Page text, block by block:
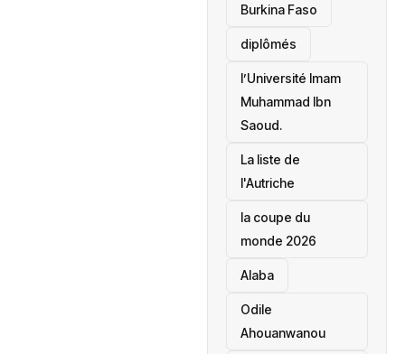
Burkina Faso
diplômés
l’Université Imam
Muhammad Ibn
Saoud.
‎La liste de
l'Autriche
la coupe du
monde 2026
Alaba
Odile
Ahouanwanou